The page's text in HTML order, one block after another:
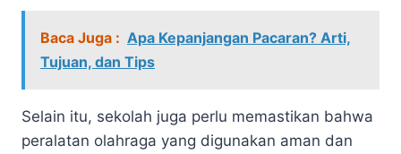
Baca Juga : Apa Kepanjangan Pacaran? Arti,
Tujuan, dan Tips
Selain itu, sekolah juga perlu memastikan bahwa
peralatan olahraga yang digunakan aman dan